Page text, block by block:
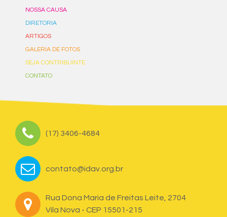
NOSSA CAUSA
DIRETORIA
ARTIGOS
GALERIA DE FOTOS
SEJA CONTRIBUINTE
CONTATO
(17) 3406-4684
contato@idav.org.br
Rua Dona Maria de Freitas Leite, 2704
Vila Nova - CEP 15501-215